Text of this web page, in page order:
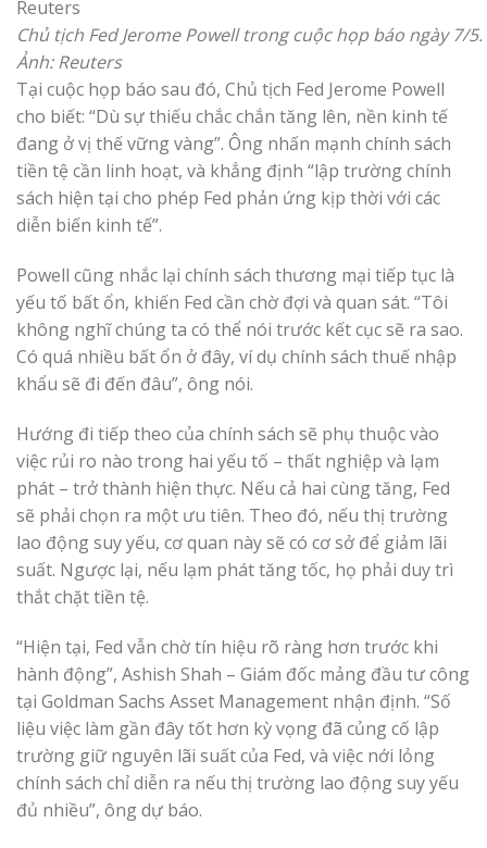
Chủ tịch Fed Jerome Powell trong cuộc họp báo ngày 7/5.
Ảnh: Reuters
Tại cuộc họp báo sau đó, Chủ tịch Fed Jerome Powell
cho biết: “Dù sự thiếu chắc chắn tăng lên, nền kinh tế
đang ở vị thế vững vàng”. Ông nhấn mạnh chính sách
tiền tệ cần linh hoạt, và khẳng định “lập trường chính
sách hiện tại cho phép Fed phản ứng kịp thời với các
diễn biến kinh tế”.
Powell cũng nhắc lại chính sách thương mại tiếp tục là
yếu tố bất ổn, khiến Fed cần chờ đợi và quan sát. “Tôi
không nghĩ chúng ta có thể nói trước kết cục sẽ ra sao.
Có quá nhiều bất ổn ở đây, ví dụ chính sách thuế nhập
khẩu sẽ đi đến đâu”, ông nói.
Hướng đi tiếp theo của chính sách sẽ phụ thuộc vào
việc rủi ro nào trong hai yếu tố – thất nghiệp và lạm
phát – trở thành hiện thực. Nếu cả hai cùng tăng, Fed
sẽ phải chọn ra một ưu tiên. Theo đó, nếu thị trường
lao động suy yếu, cơ quan này sẽ có cơ sở để giảm lãi
suất. Ngược lại, nếu lạm phát tăng tốc, họ phải duy trì
thắt chặt tiền tệ.
“Hiện tại, Fed vẫn chờ tín hiệu rõ ràng hơn trước khi
hành động”, Ashish Shah – Giám đốc mảng đầu tư công
tại Goldman Sachs Asset Management nhận định. “Số
liệu việc làm gần đây tốt hơn kỳ vọng đã củng cố lập
trường giữ nguyên lãi suất của Fed, và việc nới lỏng
chính sách chỉ diễn ra nếu thị trường lao động suy yếu
đủ nhiều”, ông dự báo.